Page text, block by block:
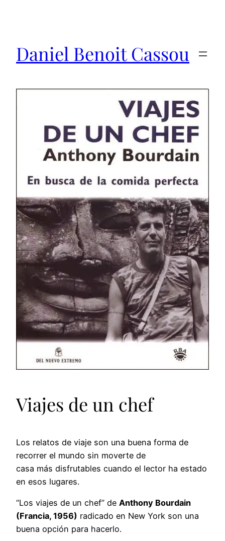
Daniel Benoit Cassou
Viajes de un chef
Los relatos de viaje son una buena forma de
recorrer el mundo sin moverte de
casa más disfrutables cuando el lector ha estado
en esos lugares.
“Los viajes de un chef” de Anthony Bourdain
(Francia, 1956) radicado en New York son una
buena opción para hacerlo.